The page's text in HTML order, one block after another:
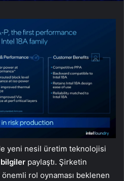
yeni nesil üretim teknolojisi
bilgiler paylaştı. Şirketin
rol oynaması beklenen